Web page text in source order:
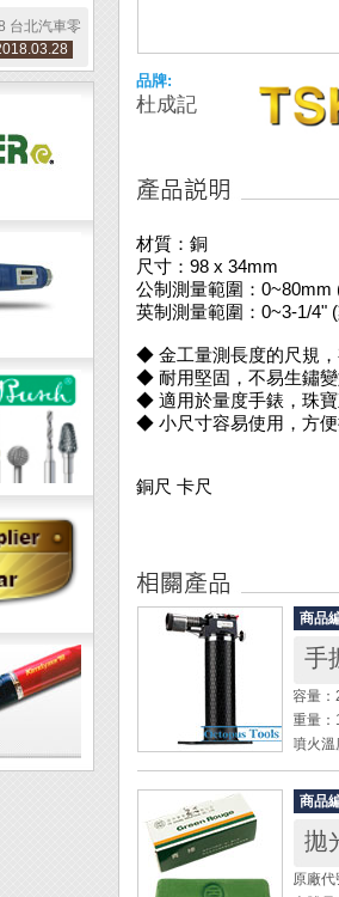
台北汽車零
品牌:
杜成記
材質：銅
尺寸：98 x 34mm
公制測量範圍：0~80mm
英制測量範圍：0~3-1/4"
◆ 金工量測長度的尺規
◆ 耐用堅固，不易生鏽
◆ 適用於量度手錶，珠
◆ 小尺寸容易使用，方
銅尺 卡尺
商品
手
容量
重量
噴火
使用
適用
尺寸
◆
商品
拋
原廠